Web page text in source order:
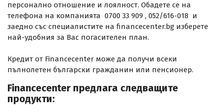
персонално отношение и лоялност. Обадете се на
телефона на компанията 0700 33 909 , 052/616-018 и
заедно със специалистите на financecenter.bg изберете
най-удобния за Вас погасителен план.
Кредит от Financecenter може да получи всеки
пълнолетен български гражданин или пенсионер.
Financecenter предлага следващите
продукти: